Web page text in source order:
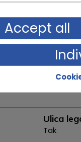
Ulica
Tak
Accept all